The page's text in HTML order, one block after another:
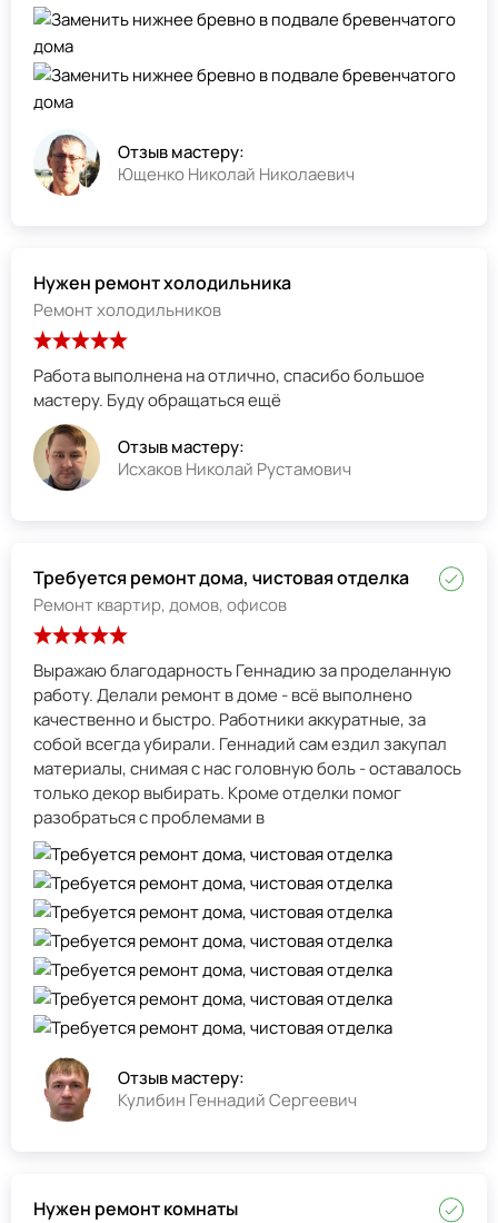
Отзыв мастеру:
Ющенко Николай Николаевич
Нужен ремонт холодильника
Ремонт холодильников
Работа выполнена на отлично, спасибо большое
мастеру. Буду обращаться ещё
Отзыв мастеру:
Исхаков Николай Рустамович
Требуется ремонт дома, чистовая отделка
Ремонт квартир, домов, офисов
Выражаю благодарность Геннадию за проделанную
работу. Делали ремонт в доме - всё выполнено
качественно и быстро. Работники аккуратные, за
собой всегда убирали. Геннадий сам ездил закупал
материалы, снимая с нас головную боль - оставалось
только декор выбирать. Кроме отделки помог
разобраться с проблемами в
Отзыв мастеру:
Кулибин Геннадий Сергеевич
Нужен ремонт комнаты